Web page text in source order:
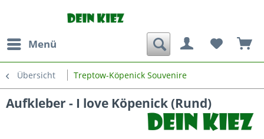
Menü
Übersicht Treptow-Köpenick Souvenire
Aufkleber - I love Köpenick (Rund)